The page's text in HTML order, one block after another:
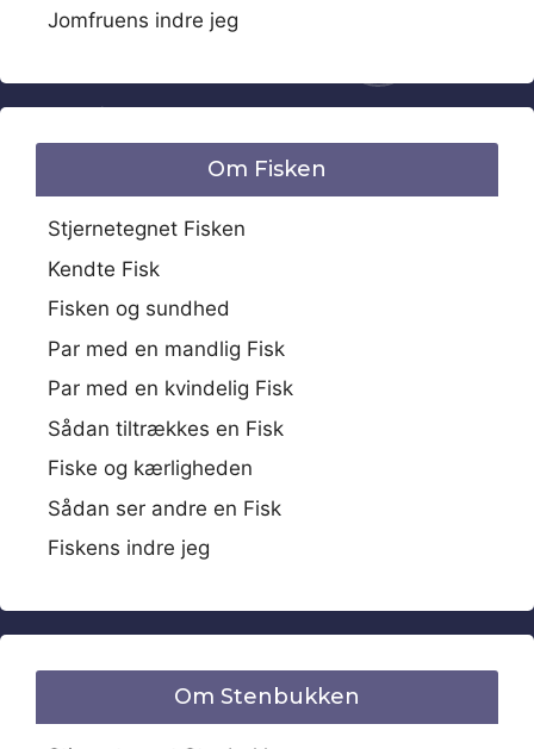
Jomfruens indre jeg
Om Fisken
Stjernetegnet Fisken
Kendte Fisk
Fisken og sundhed
Par med en mandlig Fisk
Par med en kvindelig Fisk
Sådan tiltrækkes en Fisk
Fiske og kærligheden
Sådan ser andre en Fisk
Fiskens indre jeg
Om Stenbukken